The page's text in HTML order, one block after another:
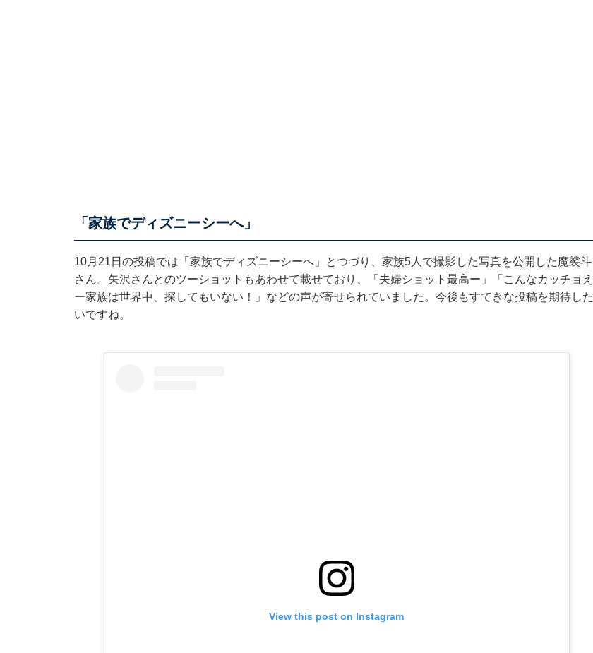
「家族でディズニーシーへ」
10月21日の投稿では「家族でディズニーシーへ」とつづり、家族5人で撮影した写真を公開した魔裟斗
さん。矢沢さんとのツーショットもあわせて載せており、「夫婦ショット最高ー」「こんなカッチョえ
ー家族は世界中、探してもいない！」などの声が寄せられていました。今後もすてきな投稿を期待した
いですね。
View this post on Instagram